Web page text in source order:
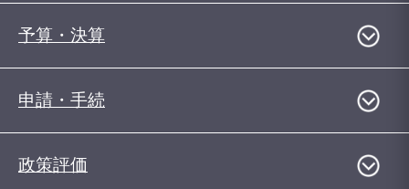
予算・決算
申請・手続
政策評価